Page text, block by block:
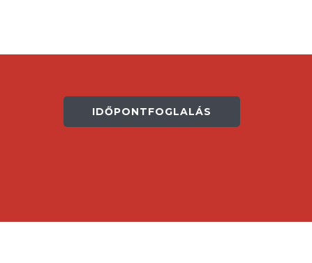
IDŐPONTFOGLALÁS